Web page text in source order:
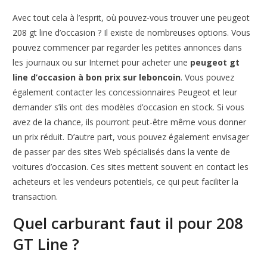
Avec tout cela à l’esprit, où pouvez-vous trouver une peugeot
208 gt line d’occasion ? Il existe de nombreuses options. Vous
pouvez commencer par regarder les petites annonces dans
les journaux ou sur Internet pour acheter une peugeot gt
line d’occasion à bon prix sur leboncoin. Vous pouvez
également contacter les concessionnaires Peugeot et leur
demander s’ils ont des modèles d’occasion en stock. Si vous
avez de la chance, ils pourront peut-être même vous donner
un prix réduit. D’autre part, vous pouvez également envisager
de passer par des sites Web spécialisés dans la vente de
voitures d’occasion. Ces sites mettent souvent en contact les
acheteurs et les vendeurs potentiels, ce qui peut faciliter la
transaction.
Quel carburant faut il pour 208
GT Line ?